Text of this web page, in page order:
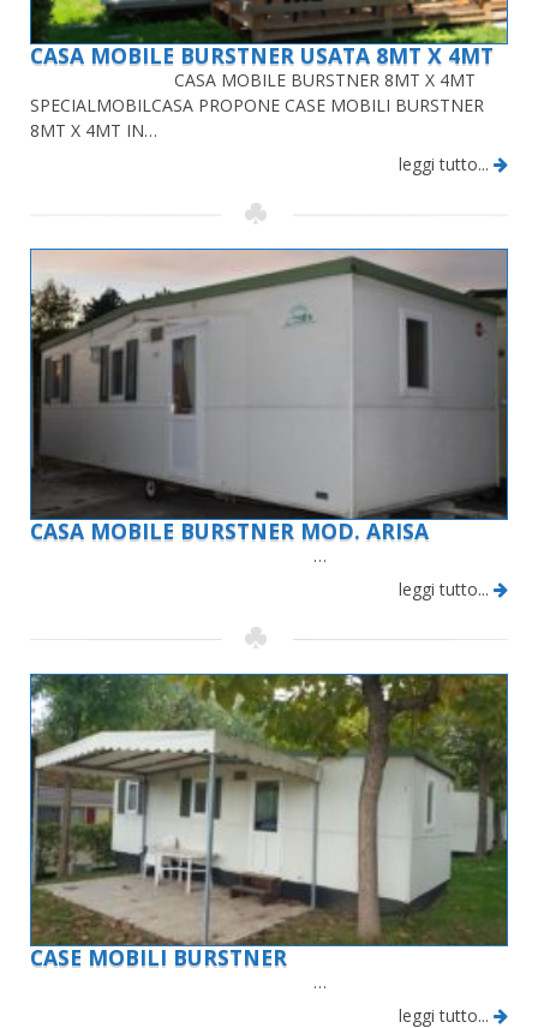
CASA MOBILE BURSTNER USATA 8MT X 4MT
CASA MOBILE BURSTNER 8MT X 4MT
SPECIALMOBILCASA PROPONE CASE MOBILI BURSTNER
8MT X 4MT IN…
leggi tutto...
CASA MOBILE BURSTNER MOD. ARISA
…
leggi tutto...
CASE MOBILI BURSTNER
…
leggi tutto...